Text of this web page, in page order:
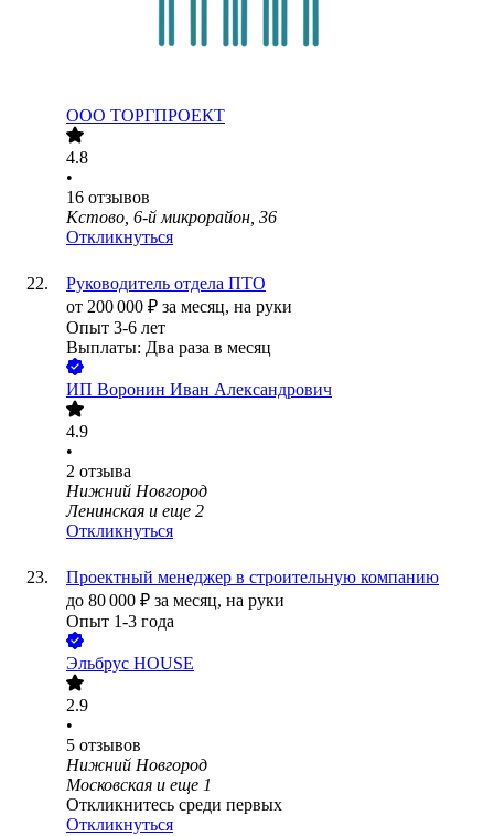
ООО ТОРГПРОЕКТ
4.8
•
16 отзывов
Кстово, 6-й микрорайон, 36
Откликнуться
Руководитель отдела ПТО
от 200 000 ₽ за месяц, на руки
Опыт 3-6 лет
Выплаты: Два раза в месяц
ИП Воронин Иван Александрович
4.9
•
2 отзыва
Нижний Новгород
Ленинская и еще 2
Откликнуться
Проектный менеджер в строительную компанию
до 80 000 ₽ за месяц, на руки
Опыт 1-3 года
Эльбрус HOUSE
2.9
•
5 отзывов
Нижний Новгород
Московская и еще 1
Откликнитесь среди первых
Откликнуться